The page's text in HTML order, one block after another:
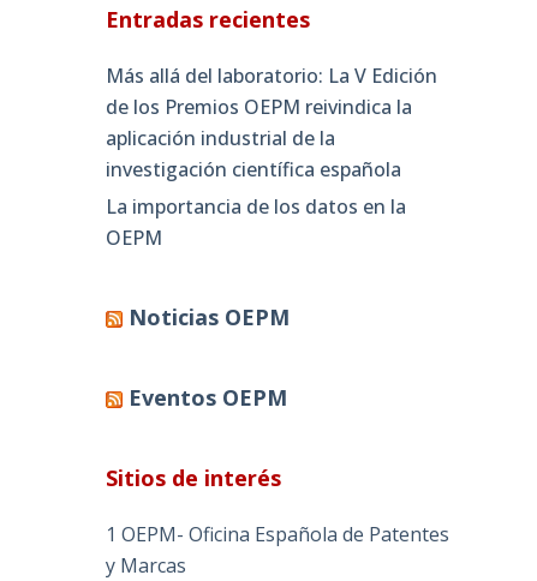
Entradas recientes
Más allá del laboratorio: La V Edición
de los Premios OEPM reivindica la
aplicación industrial de la
investigación científica española
La importancia de los datos en la
OEPM
Noticias OEPM
Eventos OEPM
Sitios de interés
1 OEPM- Oficina Española de Patentes
y Marcas